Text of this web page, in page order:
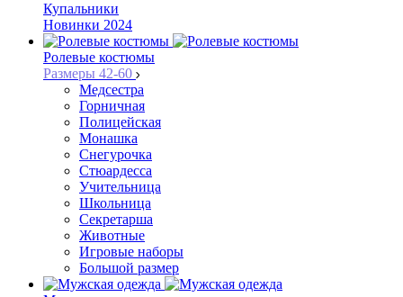
Купальники
Новинки 2024
Ролевые костюмы
Размеры 42-60
Медсестра
Горничная
Полицейская
Монашка
Снегурочка
Стюардесса
Учительница
Школьница
Секретарша
Животные
Игровые наборы
Большой размер